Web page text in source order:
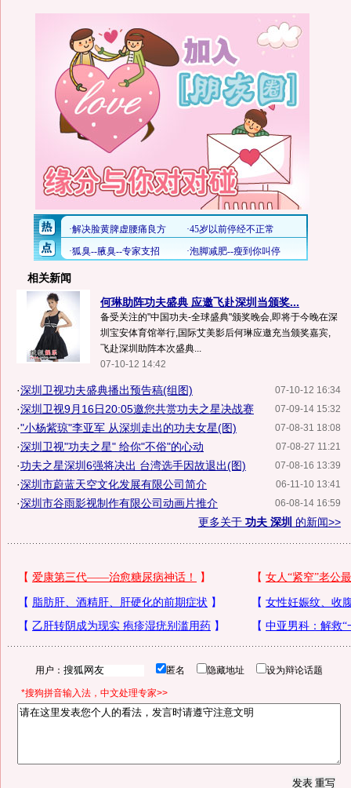
相关新闻
何琳助阵功夫盛典 应邀飞赴深圳当颁奖...
备受关注的"中国功夫-全球盛典"颁奖晚会,即将于今晚在深
圳宝安体育馆举行,国际艾美影后何琳应邀充当颁奖嘉宾,
飞赴深圳助阵本次盛典...
07-10-12 14:42
07-10-12 16:34
·深圳卫视功夫盛典播出预告稿(组图)
07-09-14 15:32
·深圳卫视9月16日20:05邀您共赏功夫之星决战赛
07-08-31 18:08
·"小杨紫琼"李亚军 从深圳走出的功夫女星(图)
07-08-27 11:21
·深圳卫视"功夫之星" 给你"不俗"的心动
07-08-16 13:39
·功夫之星深圳6强将决出 台湾选手因故退出(图)
06-11-10 13:41
·深圳市蔚蓝天空文化发展有限公司简介
06-08-14 16:59
·深圳市谷雨影视制作有限公司动画片推介
更多关于 功夫 深圳 的新闻>>
用户： 匿名 隐藏地址 设为辩论话题
*搜狗拼音输入法，中文处理专家>>